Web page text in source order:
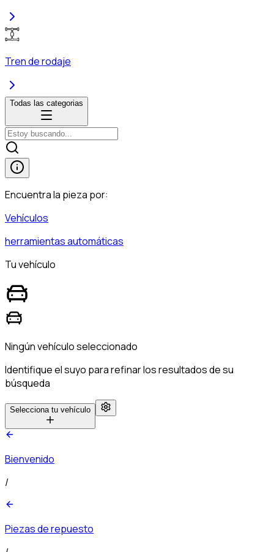
Tren de rodaje
Todas las categorias
Encuentra la pieza por:
Vehículos
herramientas automáticas
Tu vehículo
Ningún vehículo seleccionado
Identifique el suyo para refinar los resultados de su
búsqueda
Selecciona tu vehículo
Bienvenido
/
Piezas de repuesto